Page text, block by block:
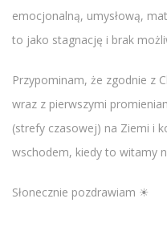
emocjonalną, umysłową,
to jako stagnację i brak
Przypominam, że zgodnie z
wraz z pierwszymi
(strefy czasowej) na Ziemi i
wschodem, kiedy to witamy
Słonecznie pozdrawiam ☀